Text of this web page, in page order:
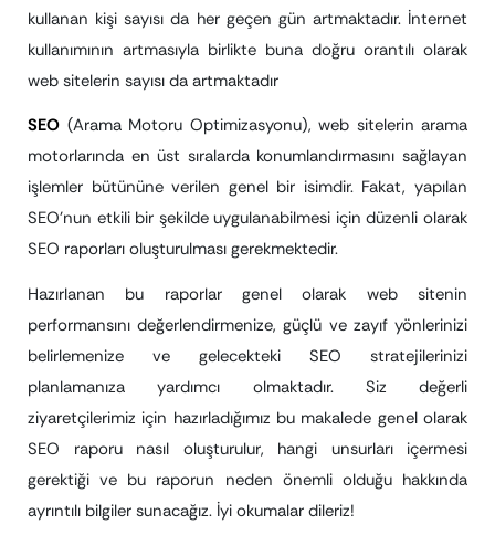
kullanan kişi sayısı da her geçen gün artmaktadır. İnternet
kullanımının artmasıyla birlikte buna doğru orantılı olarak
web sitelerin sayısı da artmaktadır
SEO (Arama Motoru Optimizasyonu), web sitelerin arama
motorlarında en üst sıralarda konumlandırmasını sağlayan
işlemler bütününe verilen genel bir isimdir. Fakat, yapılan
SEO’nun etkili bir şekilde uygulanabilmesi için düzenli olarak
SEO raporları oluşturulması gerekmektedir.
Hazırlanan bu raporlar genel olarak web sitenin
performansını değerlendirmenize, güçlü ve zayıf yönlerinizi
belirlemenize ve gelecekteki SEO stratejilerinizi
planlamanıza yardımcı olmaktadır. Siz değerli
ziyaretçilerimiz için hazırladığımız bu makalede genel olarak
SEO raporu nasıl oluşturulur, hangi unsurları içermesi
gerektiği ve bu raporun neden önemli olduğu hakkında
ayrıntılı bilgiler sunacağız. İyi okumalar dileriz!